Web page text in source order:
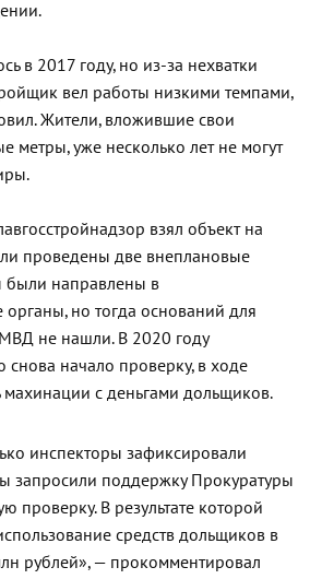
в 2017 году, но из-за нехватки
вел работы низкими темпами,
Жители, вложившие свои
метры, уже несколько лет не могут
взял объект на
проведены две внеплановые
были направлены в
но тогда оснований для
не нашли. В 2020 году
снова начало проверку, в ходе
махинации с деньгами дольщиков.
инспекторы зафиксировали
запросили поддержку Прокуратуры
проверку. В результате которой
средств дольщиков в
рублей», — прокомментировал